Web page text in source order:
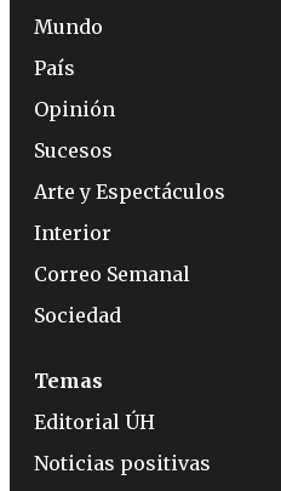
Mundo
País
Opinión
Sucesos
Arte y Espectáculos
Interior
Correo Semanal
Sociedad
Temas
Editorial ÚH
Noticias positivas